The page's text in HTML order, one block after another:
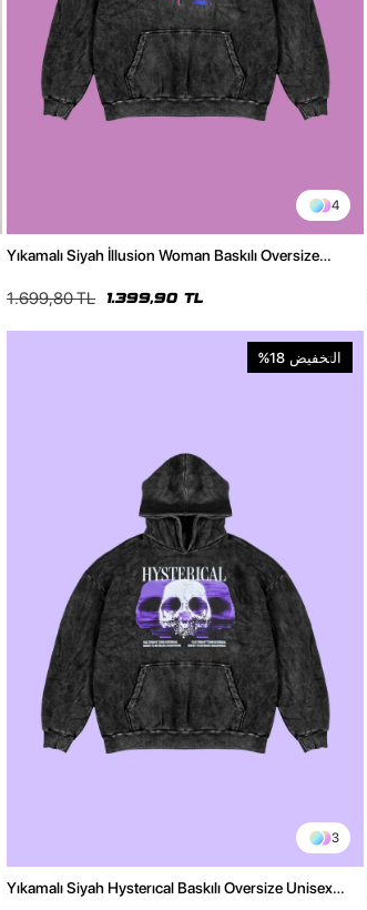
4
Yıkamalı Siyah İllusion Woman Baskılı Oversize
1.699,80 TL 1.399,90 TL
%18 التخفيض
3
Yıkamalı Siyah Hysterıcal Baskılı Oversize Unisex